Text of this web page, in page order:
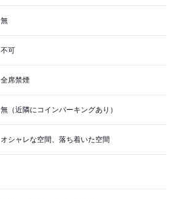
無
不可
全席禁煙
無（近隣にコインパーキングあり）
オシャレな空間、落ち着いた空間